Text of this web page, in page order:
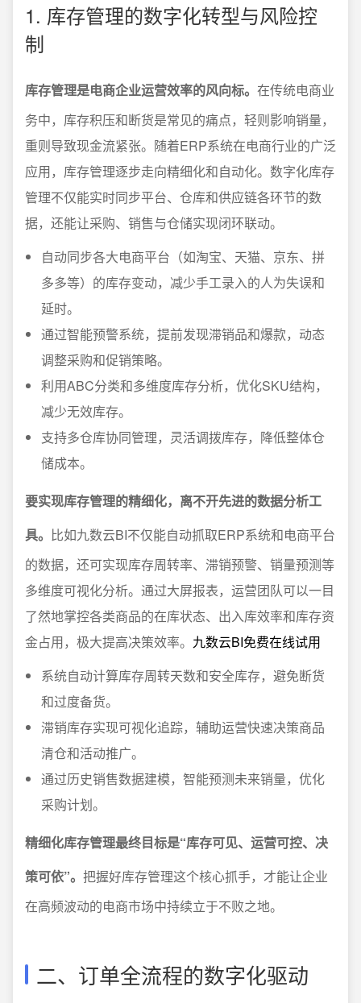
1. 库存管理的数字化转型与风险控
制
库存管理是电商企业运营效率的风向标。 在传统电商业
务中，库存积压和断货是常见的痛点，轻则影响销量，
重则导致现金流紧张。随着ERP系统在电商行业的广泛
应用，库存管理逐步走向精细化和自动化。数字化库存
管理不仅能实时同步平台、仓库和供应链各环节的数
据，还能让采购、销售与仓储实现闭环联动。
自动同步各大电商平台（如淘宝、天猫、京东、拼
多多等）的库存变动，减少手工录入的人为失误和
延时。
通过智能预警系统，提前发现滞销品和爆款，动态
调整采购和促销策略。
利用ABC分类和多维度库存分析，优化SKU结构，
减少无效库存。
支持多仓库协同管理，灵活调拨库存，降低整体仓
储成本。
要实现库存管理的精细化，离不开先进的数据分析工
具。 比如九数云BI不仅能自动抓取ERP系统和电商平台
的数据，还可实现库存周转率、滞销预警、销量预测等
多维度可视化分析。通过大屏报表，运营团队可以一目
了然地掌控各类商品的在库状态、出入库效率和库存资
金占用，极大提高决策效率。 九数云BI免费在线试用
系统自动计算库存周转天数和安全库存，避免断货
和过度备货。
滞销库存实现可视化追踪，辅助运营快速决策商品
清仓和活动推广。
通过历史销售数据建模，智能预测未来销量，优化
采购计划。
精细化库存管理最终目标是“库存可见、运营可控、决
策可依”。 把握好库存管理这个核心抓手，才能让企业
在高频波动的电商市场中持续立于不败之地。
二、订单全流程的数字化驱动